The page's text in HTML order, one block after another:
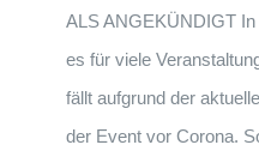
ALS ANGEKÜNDIGT
es für viele
fällt aufgrund der
der Event vor Corona.